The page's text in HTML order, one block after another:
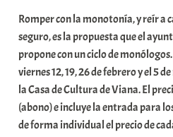
a
r
E
r
r
i
o
Romper con la monotonía, y reír a
seguro, es la propuesta que el
propone con un ciclo de
viernes 12, 19, 26 de febrero y el 5
la Casa de Cultura de Viana. El
(abono) e incluye la entrada para
de forma individual el precio de